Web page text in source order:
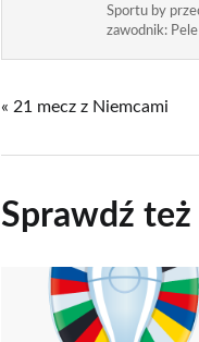
Sportu by
zawodnik:
« 21 mecz z Niemcami
Sprawdź też